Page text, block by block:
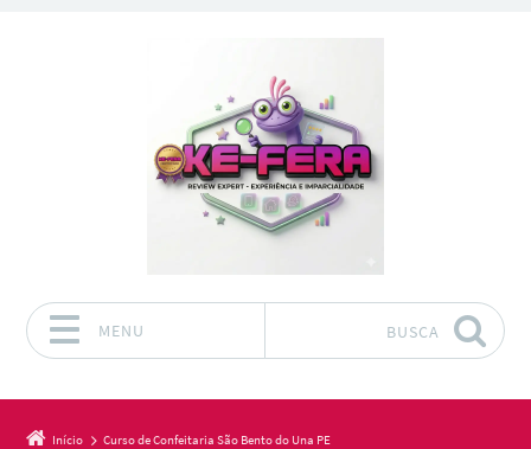
MENU BUSCA
Início Curso de Confeitaria São Bento do Una PE